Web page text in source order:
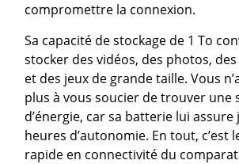
compromettre la connexion.
Sa capacité de stockage de 1 To
stocker des vidéos, des photos,
et des jeux de grande taille. Vous
plus à vous soucier de trouver une
d’énergie, car sa batterie lui assure
heures d’autonomie. En tout, c’est
rapide en connectivité du